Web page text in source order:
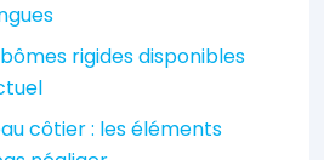
rigides disponibles
côtier : les éléments